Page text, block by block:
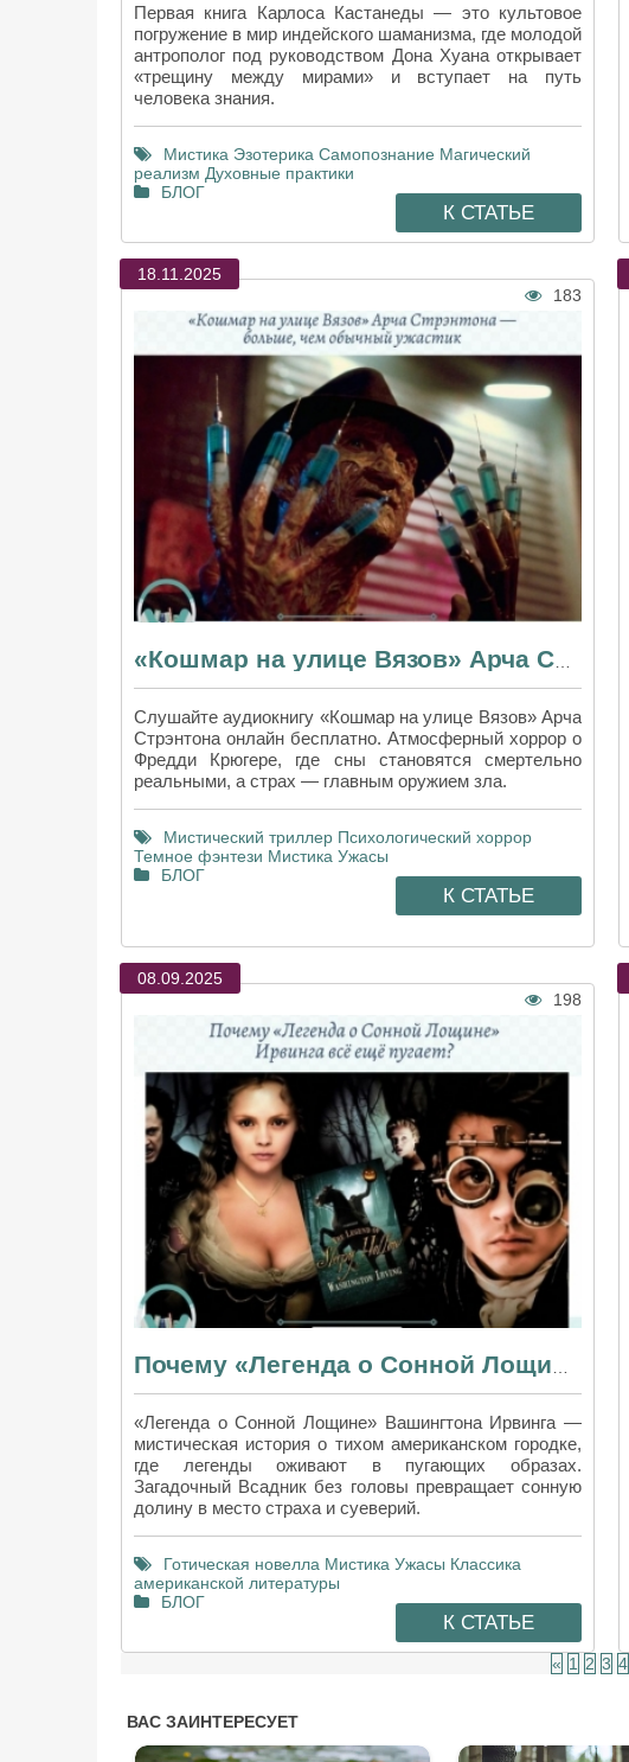
Первая книга Карлоса Кастанеды — это культовое
погружение в мир индейского шаманизма, где молодой
антрополог под руководством Дона Хуана открывает
«трещину между мирами» и вступает на путь
человека знания.
Мистика Эзотерика Самопознание Магический
реализм Духовные практики
БЛОГ
К СТАТЬЕ
18.11.2025
183
Слушайте аудиокнигу «Кошмар на улице Вязов» Арча
Стрэнтона онлайн бесплатно. Атмосферный хоррор о
Фредди Крюгере, где сны становятся смертельно
реальными, а страх — главным оружием зла.
Мистический триллер Психологический хоррор
Темное фэнтези Мистика Ужасы
БЛОГ
К СТАТЬЕ
08.09.2025
198
«Легенда о Сонной Лощине» Вашингтона Ирвинга —
мистическая история о тихом американском городке,
где легенды оживают в пугающих образах.
Загадочный Всадник без головы превращает сонную
долину в место страха и суеверий.
Готическая новелла Мистика Ужасы Классика
американской литературы
БЛОГ
К СТАТЬЕ
« 1 2 3 4